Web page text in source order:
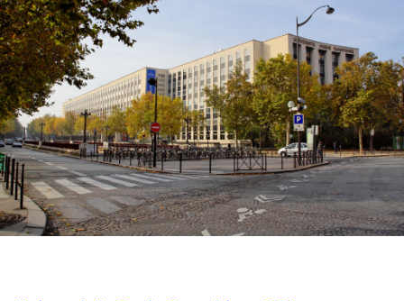
Nächstgelegene Yugo : Paris Montparnasse